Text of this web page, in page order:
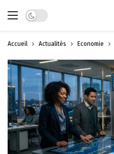
Dark mode
Accueil Actualités Économie